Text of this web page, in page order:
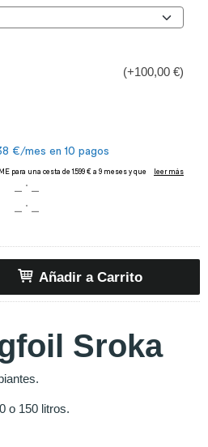
(+100,00 €)
Añadir a Carrito
Sroka
o 150 litros.